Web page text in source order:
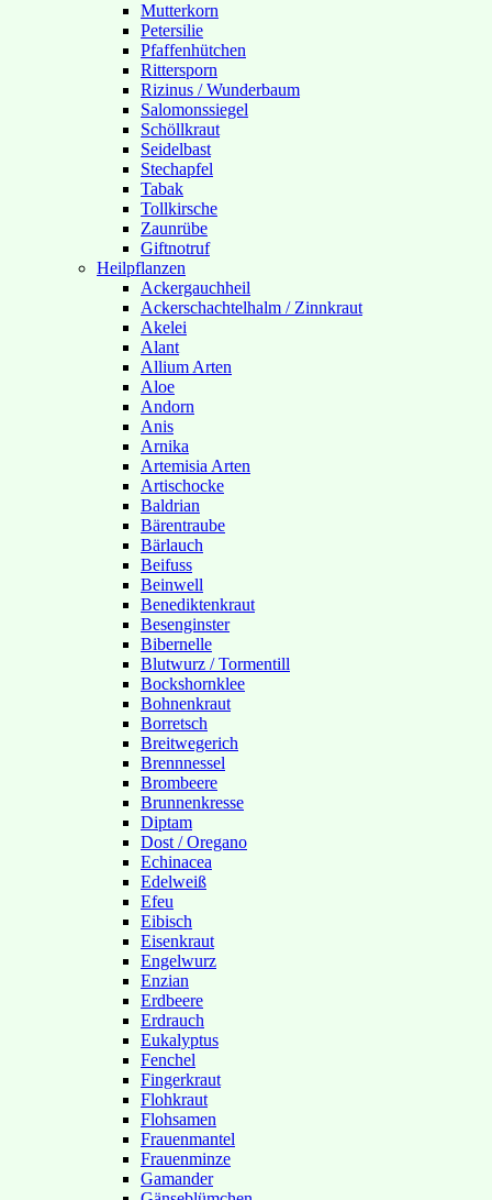
Mutterkorn
Petersilie
Pfaffenhütchen
Rittersporn
Rizinus / Wunderbaum
Salomonssiegel
Schöllkraut
Seidelbast
Stechapfel
Tabak
Tollkirsche
Zaunrübe
Giftnotruf
Heilpflanzen
Ackergauchheil
Ackerschachtelhalm / Zinnkraut
Akelei
Alant
Allium Arten
Aloe
Andorn
Anis
Arnika
Artemisia Arten
Artischocke
Baldrian
Bärentraube
Bärlauch
Beifuss
Beinwell
Benediktenkraut
Besenginster
Bibernelle
Blutwurz / Tormentill
Bockshornklee
Bohnenkraut
Borretsch
Breitwegerich
Brennnessel
Brombeere
Brunnenkresse
Diptam
Dost / Oregano
Echinacea
Edelweiß
Efeu
Eibisch
Eisenkraut
Engelwurz
Enzian
Erdbeere
Erdrauch
Eukalyptus
Fenchel
Fingerkraut
Flohkraut
Flohsamen
Frauenmantel
Frauenminze
Gamander